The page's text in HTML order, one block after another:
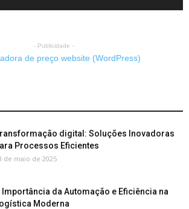
- Publicidade -
digital: Soluções Inovadoras
Processos Eficientes
de maio de 2025
Importância da Automação e Eficiência na
Moderna